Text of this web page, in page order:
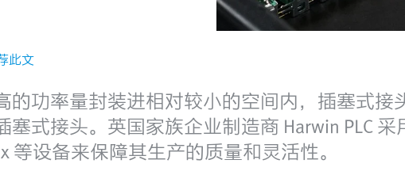
此文
的功率量封装进相对较小的空间内，插塞式
式接头。英国家族企业制造商 Harwin PLC
等设备来保障其生产的质量和灵活性。